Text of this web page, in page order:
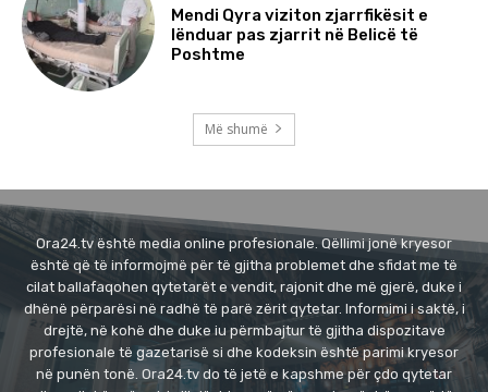
Mendi Qyra viziton zjarrfikësit e
lënduar pas zjarrit në Belicë të
Poshtme
Më shumë
Ora24.tv është media online profesionale. Qëllimi jonë kryesor
është që të informojmë për të gjitha problemet dhe sfidat me të
cilat ballafaqohen qytetarët e vendit, rajonit dhe më gjerë, duke i
dhënë përparësi në radhë të parë zërit qytetar. Informimi i saktë, i
drejtë, në kohë dhe duke iu përmbajtur të gjitha dispozitave
profesionale të gazetarisë si dhe kodeksin është parimi kryesor
në punën tonë. Ora24.tv do të jetë e kapshme për çdo qytetar